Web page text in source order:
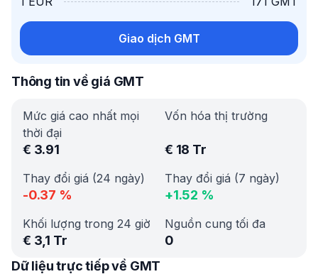
Giao dịch GMT
Thông tin về giá GMT
Mức giá cao nhất mọi
thời đại
€ 3.91
Vốn hóa thị trường
€ 18 Tr
Thay đổi giá (24 ngày)
-0.37 %
Thay đổi giá (7 ngày)
+1.52 %
Khối lượng trong 24 giờ
€ 3,1 Tr
Nguồn cung tối đa
0
Dữ liệu trực tiếp về GMT